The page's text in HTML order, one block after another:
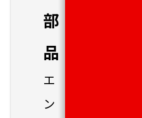
部
品
エ
ン